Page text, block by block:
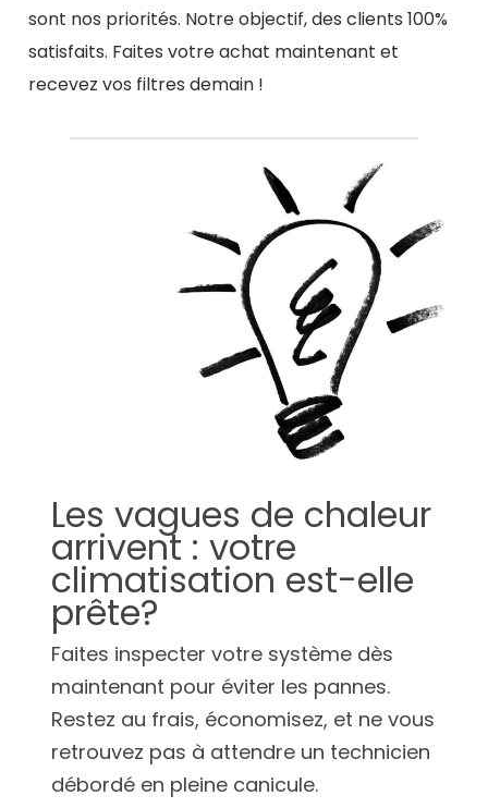
sont nos priorités. Notre objectif, des clients 100%
satisfaits. Faites votre achat maintenant et
recevez vos filtres demain !
Les vagues de chaleur
arrivent : votre
climatisation est-elle
prête?
Faites inspecter votre système dès
maintenant pour éviter les pannes.
Restez au frais, économisez, et ne vous
retrouvez pas à attendre un technicien
débordé en pleine canicule.